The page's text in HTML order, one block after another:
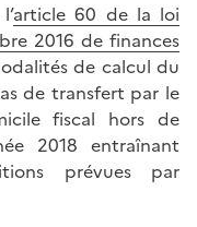
article 60 de la loi
2016 de finances
de calcul du
de transfert par le
fiscal hors de
2018 entraînant
prévues par